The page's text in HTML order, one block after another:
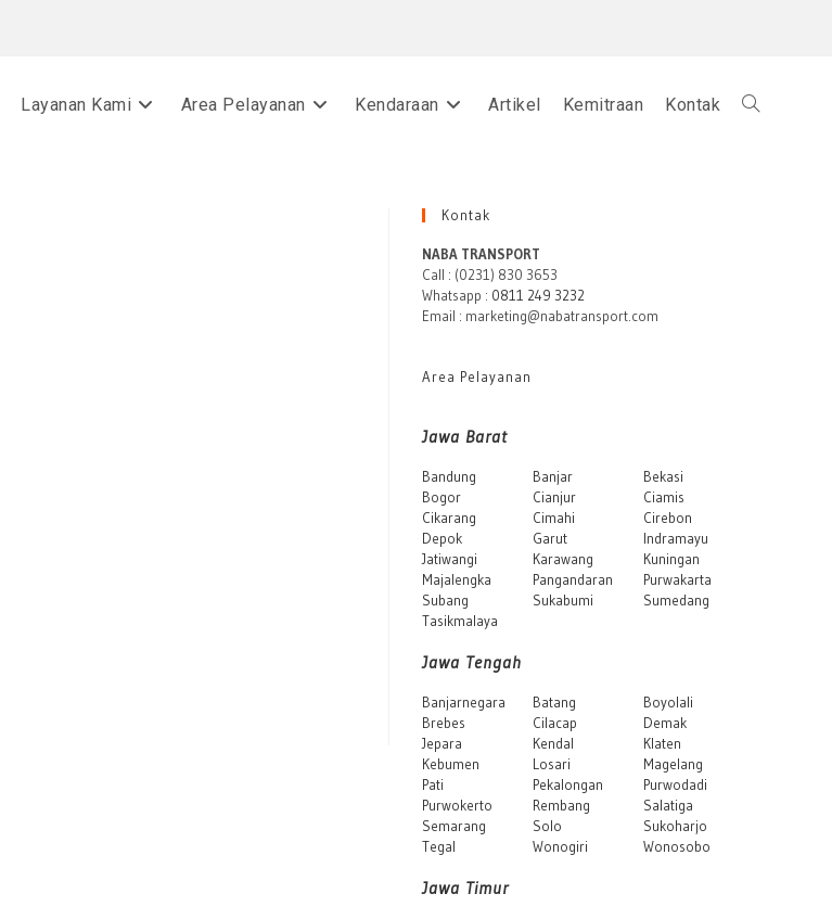
Layanan Kami Area Pelayanan Kendaraan Artikel Kemitraan Kontak Toggle
Kontak
NABA TRANSPORT
Call : (0231) 830 3653
Whatsapp : 0811 249 3232
Email : marketing@nabatransport.com
Area Pelayanan
Jawa Barat
Bandung
Bogor
Cikarang
Depok
Jatiwangi
Majalengka
Subang
Tasikmalaya
Banjar
Cianjur
Cimahi
Garut
Karawang
Pangandaran
Sukabumi
Bekasi
Ciamis
Cirebon
Indramayu
Kuningan
Purwakarta
Sumedang
Jawa Tengah
Banjarnegara
Brebes
Jepara
Kebumen
Pati
Purwokerto
Semarang
Tegal
Batang
Cilacap
Kendal
Losari
Pekalongan
Rembang
Solo
Wonogiri
Boyolali
Demak
Klaten
Magelang
Purwodadi
Salatiga
Sukoharjo
Wonosobo
Jawa Timur